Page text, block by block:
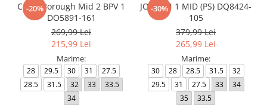
-20%
Court Borough Mid 2 BPV 1
DO5891-161
269,99 Lei
215,99 Lei
Marime:
28 29.5 30 31
27.5
28.5
31.5 32 33
33.5
34
-30%
JORDAN 1 MID (PS) DQ8424-
105
379,99 Lei
265,99 Lei
Marime:
30 28 28.5 31.5
32
29.5
31 27.5 33
34
35
33.5